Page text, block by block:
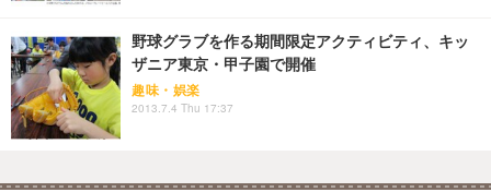
野球グラブを作る期間限定アクティビティ、キッ
ザニア東京・甲子園で開催
趣味・娯楽
2013.7.4 Thu 17:37